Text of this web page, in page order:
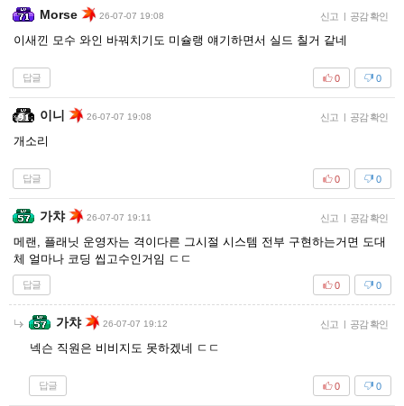
Morse 26-07-07 19:08 신고 | 공감 확인
이새낀 모수 와인 바꿔치기도 미슐랭 얘기하면서 실드 칠거 같네
답글 0
0
이니 26-07-07 19:08 신고 | 공감 확인
개소리
답글 0
0
가챠 26-07-07 19:11 신고 | 공감 확인
메랜, 플래닛 운영자는 격이다른 그시절 시스템 전부 구현하는거면 도대
체 얼마나 코딩 씹고수인거임 ㄷㄷ
답글 0
0
가챠 26-07-07 19:12 신고 | 공감 확인
넥슨 직원은 비비지도 못하겠네 ㄷㄷ
답글 0
0